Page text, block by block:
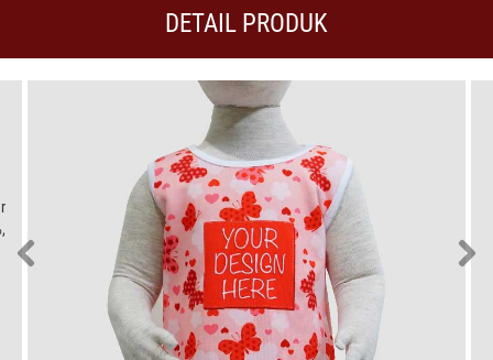
DETAIL PRODUK